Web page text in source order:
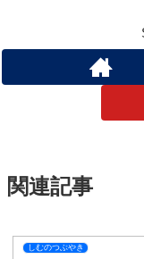
明日の配信ではネロミ
たら嬉しいです😽
しむのつぶやき